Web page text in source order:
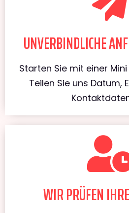
UNVERBINDLICHE
Starten Sie mit einer
Teilen Sie uns Datum,
WIR PRÜFEN